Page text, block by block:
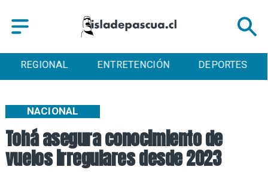
ENTRETENCIÓN DEPORTES CULTURA
Tohá asegura conocimiento de
vuelos irregulares desde 2023
NACIONAL